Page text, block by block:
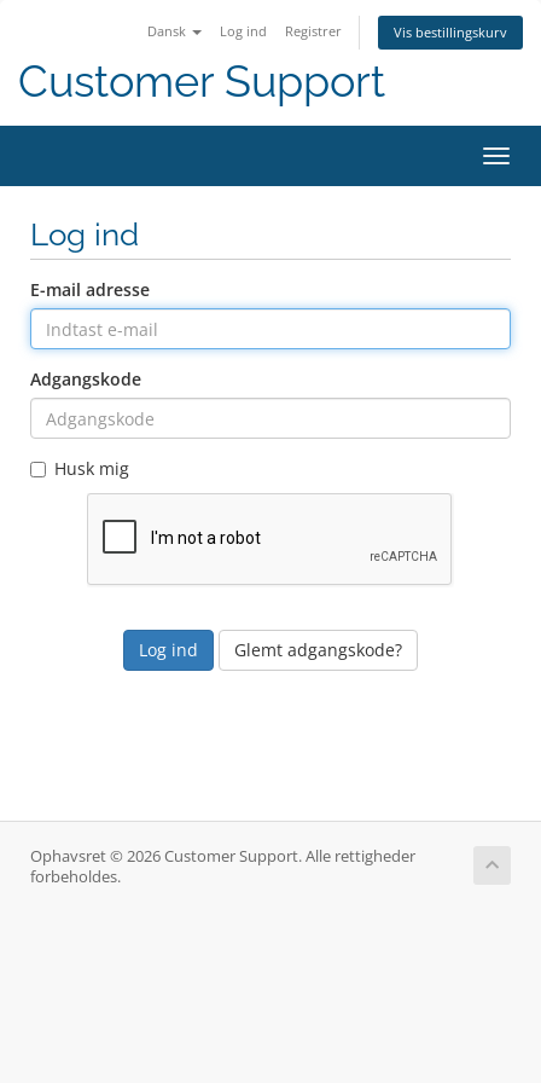
Dansk Log ind Registrer Vis bestillingskurv
Customer Support
Skift
Log ind
E-mail adresse
Adgangskode
Husk mig
Glemt adgangskode?
Ophavsret © 2026 Customer Support. Alle rettigheder
forbeholdes.